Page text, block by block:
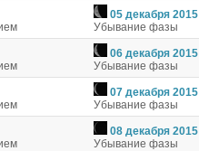
05 декабря 2015
Убывание фазы
06 декабря 2015
Убывание фазы
07 декабря 2015
Убывание фазы
08 декабря 2015
Убывание фазы